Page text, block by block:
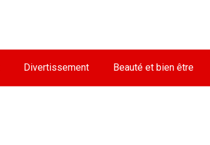
Divertissement Beauté et bien être